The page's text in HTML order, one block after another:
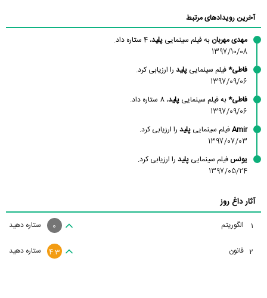
آخرین رویدادهای مرتبط
مهدی مهربان به فیلم سینمایی پلید، 4 ستاره داد.
1397/10/08
فاطی*فیلم سینمایی پلید را ارزیابی کرد.
1397/09/06
فاطی*به فیلم سینمایی پلید، 8 ستاره داد.
1397/09/06
Amirفیلم سینمایی پلید را ارزیابی کرد.
1397/07/03
یونس فیلم سینمایی پلید را ارزیابی کرد.
1397/05/24
آثار داغ روز
1 الگوریتم ستاره دهید 0
2 قانون ستاره دهید 4.3